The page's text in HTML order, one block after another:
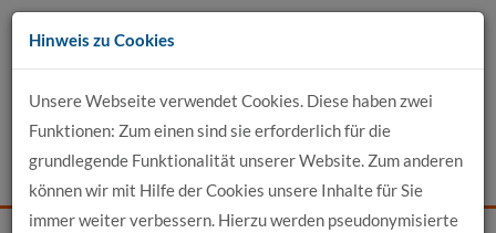
Zum
Inhalt
Events News Login Suche
Kontakt
Hinweis zu Cookies
Unsere Webseite verwendet Cookies. Diese haben zwei
Funktionen: Zum einen sind sie erforderlich für die
grundlegende Funktionalität unserer Website. Zum anderen
können wir mit Hilfe der Cookies unsere Inhalte für Sie
immer weiter verbessern. Hierzu werden pseudonymisierte